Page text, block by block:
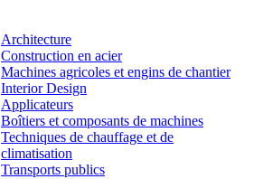
Architecture
Construction en acier
Machines agricoles et engins de chantier
Interior Design
Applicateurs
Boîtiers et composants de machines
Techniques de chauffage et de
climatisation
Transports publics